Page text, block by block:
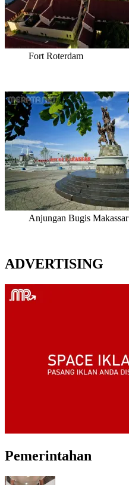
Fort Roterdam
Anjungan Bugis Makassar
ADVERTISING
Pemerintahan